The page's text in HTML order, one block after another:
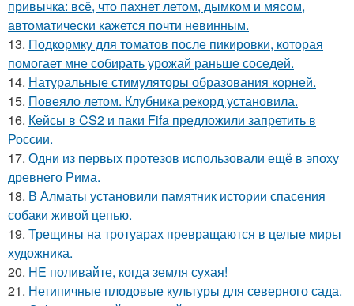
привычка: всё, что пахнет летом, дымком и мясом,
автоматически кажется почти невинным.
13. Подкормку для томатов после пикировки, которая
помогает мне собирать урожай раньше соседей.
14. Натуральные стимуляторы образования корней.
15. Повеяло летом. Клубника рекорд установила.
16. Кейсы в CS2 и паки Fifa предложили запретить в
России.
17. Одни из первых протезов использовали ещё в эпоху
древнего Рима.
18. В Алматы установили памятник истории спасения
собаки живой цепью.
19. Трещины на тротуарах превращаются в целые миры
художника.
20. HE поливайте, когда земля сухая!
21. Нетипичные плодовые культуры для северного сада.